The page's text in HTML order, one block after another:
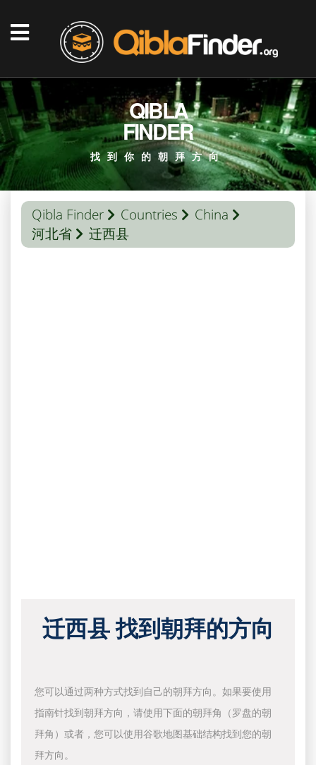
QIBLA
FINDER
找到你的朝拜方向
Qibla Finder Countries
China
河北省
迁西县
迁西县 找到朝拜的方向
您可以通过两种方式找到自己的朝拜方向。如果要使用
指南针找到朝拜方向，请使用下面的朝拜角（罗盘的朝
拜角）或者，您可以使用谷歌地图基础结构找到您的朝
拜方向。